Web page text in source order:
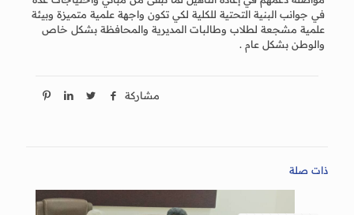
في جوانب البنية التحتية للكلية لكي تكون واجهة علمية متميزة وبيئة
علمية مشجعة لطلاب وطالبات المديرية والمحافظة بشكل خاص
والوطن بشكل عام .
مشاركة
ذات صلة